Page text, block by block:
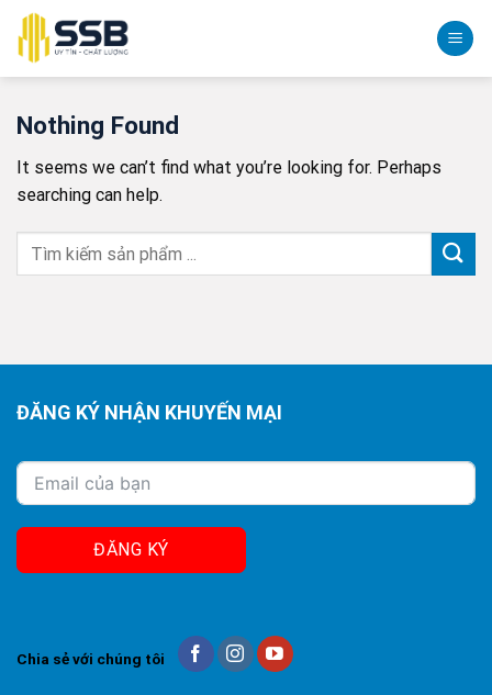
Skip
content
Nothing Found
It seems we can’t find what you’re looking for. Perhaps
searching can help.
ĐĂNG KÝ NHẬN KHUYẾN MẠI
ĐĂNG KÝ
Chia sẻ với chúng tôi